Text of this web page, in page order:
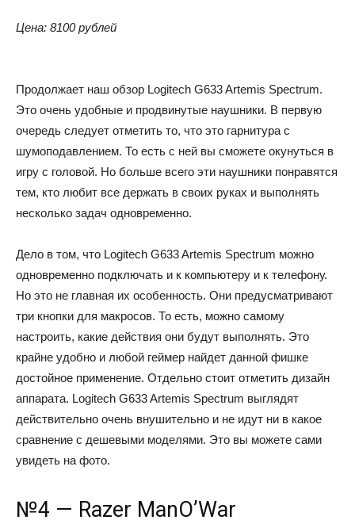
Цена: 8100 рублей
Продолжает наш обзор Logitech G633 Artemis Spectrum.
Это очень удобные и продвинутые наушники. В первую
очередь следует отметить то, что это гарнитура с
шумоподавлением. То есть с ней вы сможете окунуться в
игру с головой. Но больше всего эти наушники понравятся
тем, кто любит все держать в своих руках и выполнять
несколько задач одновременно.
Дело в том, что Logitech G633 Artemis Spectrum можно
одновременно подключать и к компьютеру и к телефону.
Но это не главная их особенность. Они предусматривают
три кнопки для макросов. То есть, можно самому
настроить, какие действия они будут выполнять. Это
крайне удобно и любой геймер найдет данной фишке
достойное применение. Отдельно стоит отметить дизайн
аппарата. Logitech G633 Artemis Spectrum выглядят
действительно очень внушительно и не идут ни в какое
сравнение с дешевыми моделями. Это вы можете сами
увидеть на фото.
№4 — Razer ManO’War